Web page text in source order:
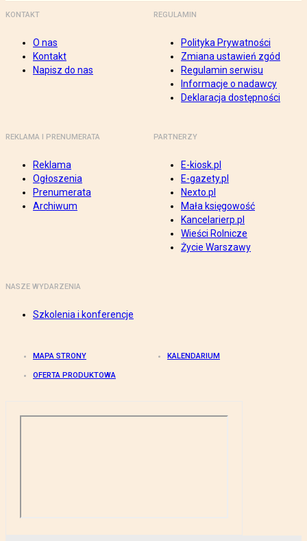
KONTAKT
O nas
Kontakt
Napisz do nas
REGULAMIN
Polityka Prywatności
Zmiana ustawień zgód
Regulamin serwisu
Informacje o nadawcy
Deklaracja dostępności
REKLAMA I PRENUMERATA
Reklama
Ogłoszenia
Prenumerata
Archiwum
PARTNERZY
E-kiosk.pl
E-gazety.pl
Nexto.pl
Mała księgowość
Kancelarierp.pl
Wieści Rolnicze
Życie Warszawy
NASZE WYDARZENIA
Szkolenia i konferencje
MAPA STRONY KALENDARIUM
OFERTA PRODUKTOWA